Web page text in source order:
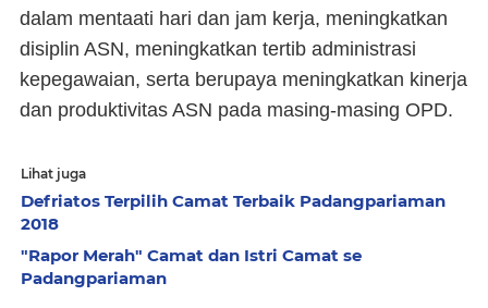
dalam mentaati hari dan jam kerja, meningkatkan
disiplin ASN, meningkatkan tertib administrasi
kepegawaian, serta berupaya meningkatkan kinerja
dan produktivitas ASN pada masing-masing OPD.
Lihat juga
Defriatos Terpilih Camat Terbaik Padangpariaman
2018
"Rapor Merah" Camat dan Istri Camat se
Padangpariaman